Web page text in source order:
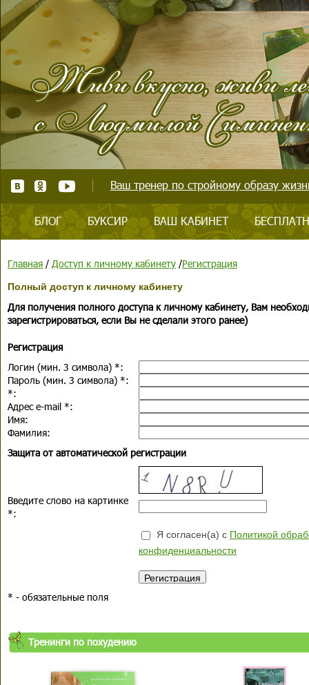
Ваш тренер по стройному образу
БЛОГ БУКСИР ВАШ КАБИНЕТ
Главная / Доступ к личному кабинету /Регистрация
Полный доступ к личному кабинету
Для получения полного доступа к личному кабинету, Вам
зарегистрироваться, если Вы не сделали этого ранее)
Регистрация
Логин (мин. 3 символа) *:
Пароль (мин. 3 символа) *:
*:
Адрес e-mail *:
Имя:
Фамилия:
Защита от автоматической регистрации
Введите слово на картинке
*:
Я согласен(а) с Политикой
конфиденциальности
* - обязательные поля
Тренинги по похудению